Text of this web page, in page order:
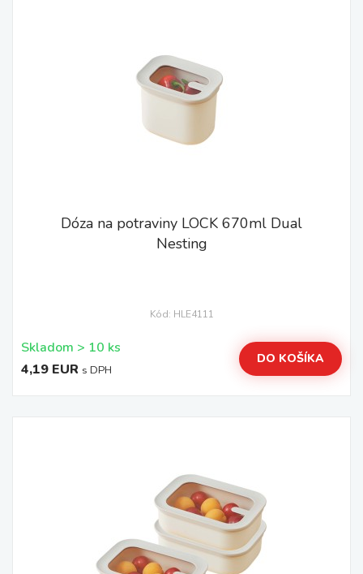
Dóza na potraviny LOCK 670ml Dual
Nesting
Kód: HLE4111
Skladom > 10 ks
4,19 EUR s DPH
DO KOŠÍKA